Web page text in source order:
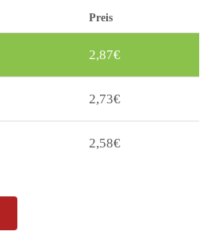
Preis
2,87€
2,73€
2,58€